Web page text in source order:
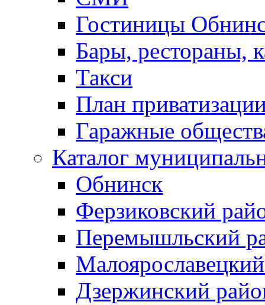
Гостиницы
Бары, рестораны,
Такси
План
Гаражные
Каталог
Обнинск
Ферзиковский
Перемышльский
Дзержинский